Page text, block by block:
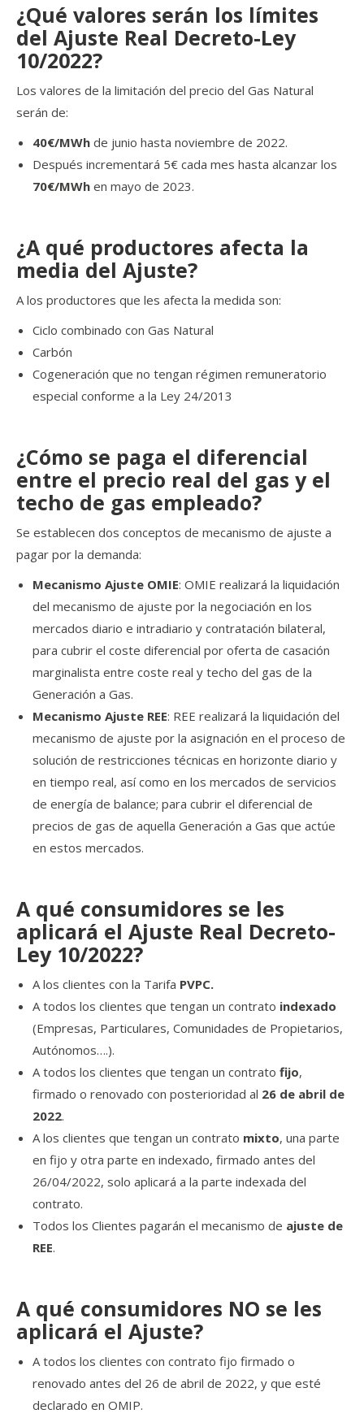
¿Qué valores serán los límites
del Ajuste Real Decreto-Ley
10/2022?
Los valores de la limitación del precio del Gas Natural
serán de:
40€/MWh de junio hasta noviembre de 2022.
Después incrementará 5€ cada mes hasta alcanzar los
70€/MWh en mayo de 2023.
¿A qué productores afecta la
media del Ajuste?
A los productores que les afecta la medida son:
Ciclo combinado con Gas Natural
Carbón
Cogeneración que no tengan régimen remuneratorio
especial conforme a la Ley 24/2013
¿Cómo se paga el diferencial
entre el precio real del gas y el
techo de gas empleado?
Se establecen dos conceptos de mecanismo de ajuste a
pagar por la demanda:
Mecanismo Ajuste OMIE: OMIE realizará la liquidación
del mecanismo de ajuste por la negociación en los
mercados diario e intradiario y contratación bilateral,
para cubrir el coste diferencial por oferta de casación
marginalista entre coste real y techo del gas de la
Generación a Gas.
Mecanismo Ajuste REE: REE realizará la liquidación del
mecanismo de ajuste por la asignación en el proceso de
solución de restricciones técnicas en horizonte diario y
en tiempo real, así como en los mercados de servicios
de energía de balance; para cubrir el diferencial de
precios de gas de aquella Generación a Gas que actúe
en estos mercados.
A qué consumidores se les
aplicará el Ajuste Real Decreto-
Ley 10/2022?
A los clientes con la Tarifa PVPC.
A todos los clientes que tengan un contrato indexado
(Empresas, Particulares, Comunidades de Propietarios,
Autónomos….).
A todos los clientes que tengan un contrato fijo,
firmado o renovado con posterioridad al 26 de abril de
2022.
A los clientes que tengan un contrato mixto, una parte
en fijo y otra parte en indexado, firmado antes del
26/04/2022, solo aplicará a la parte indexada del
contrato.
Todos los Clientes pagarán el mecanismo de ajuste de
REE.
A qué consumidores NO se les
aplicará el Ajuste?
A todos los clientes con contrato fijo firmado o
renovado antes del 26 de abril de 2022, y que esté
declarado en OMIP.